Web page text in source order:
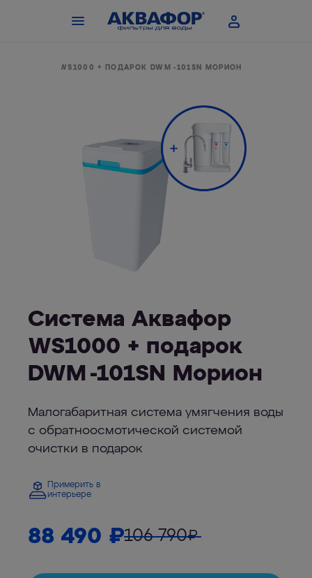
АКВАФОР WS1000 + ПОДАРОК DWM -101SN МОРИОН
Система Аквафор
WS1000 + подарок
DWM -101SN Морион
Малогабаритная система умягчения воды
с обратноосмотической системой
очистки в подарок
Примерить в
интерьере
88 490 ₽106 790₽